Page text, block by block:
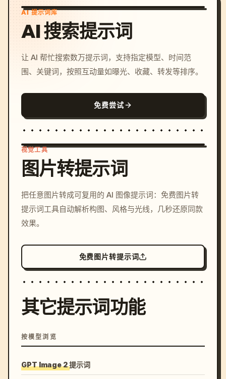
AI 提示词库
AI 搜索提示词
让 AI 帮忙搜索数万提示词，支持指定模型、时间范
围、关键词，按照互动量如曝光、收藏、转发等排序。
免费尝试
c, cyberpunk sunset, neon
colors, 8k --v 6.0
视觉工具
图片转提示词
把任意图片转成可复用的 AI 图像提示词：免费图片转
提示词工具自动解析构图、风格与光线，几秒还原同款
效果。
免费图片转提示词
其它提示词功能
按模型浏览
GPT Image 2 提示词